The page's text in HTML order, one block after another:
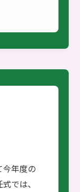
今年度の
では、